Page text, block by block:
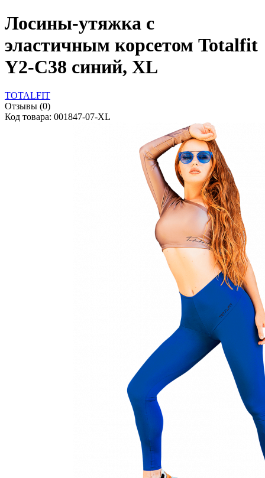
Лосины-утяжка с
эластичным корсетом Totalfit
Y2-C38 синий, XL
TOTALFIT
Отзывы (0)
Код товара: 001847-07-XL